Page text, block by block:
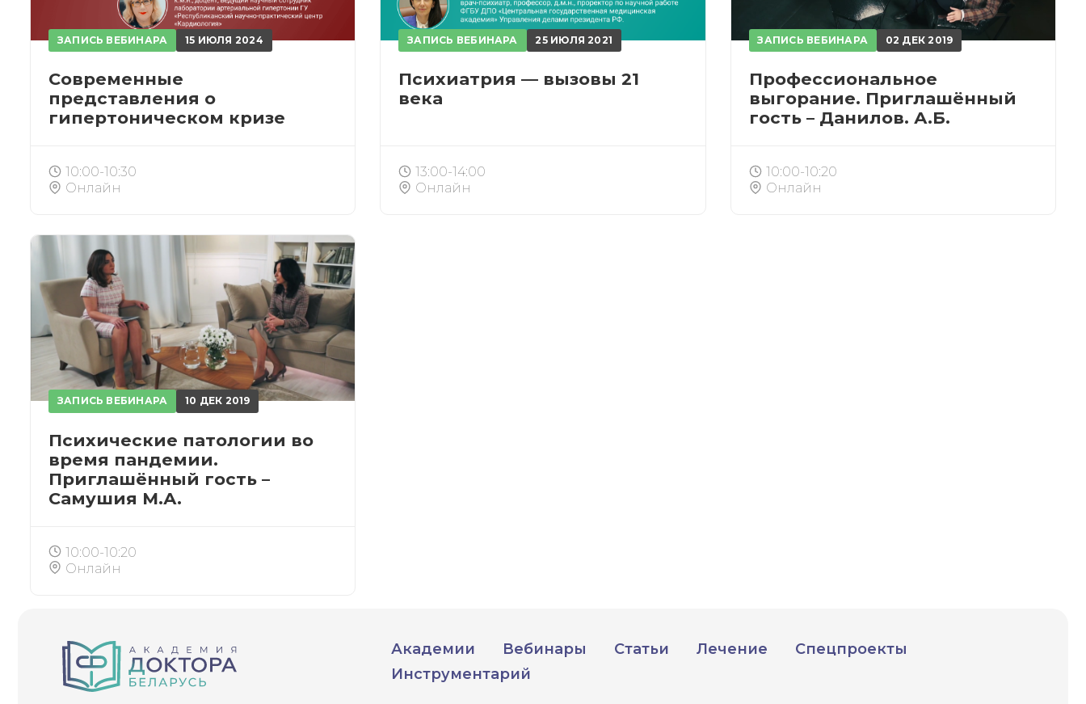
ЗАПИСЬ ВЕБИНАРА 15 ИЮЛЯ 2024
Современные
представления о
гипертоническом кризе
10:00-10:30
Онлайн
ЗАПИСЬ ВЕБИНАРА 25 ИЮЛЯ 2021
Психиатрия — вызовы 21
века
13:00-14:00
Онлайн
ЗАПИСЬ ВЕБИНАРА 02 ДЕК 2019
Профессиональное
выгорание. Приглашённый
гость – Данилов. А.Б.
10:00-10:20
Онлайн
ЗАПИСЬ ВЕБИНАРА 10 ДЕК 2019
Психические патологии во
время пандемии.
Приглашённый гость –
Самушия М.А.
10:00-10:20
Онлайн
Академии Вебинары Статьи Лечение
Спецпроекты
Инструментарий
ИСКАТЬ
ЗАРЕГИСТРИРОВАТЬСЯ ВОЙТИ
Подтвердите списание баллов
ПОЛУЧИТЬ
Приобретено